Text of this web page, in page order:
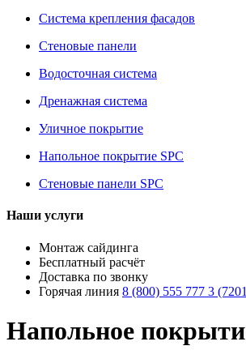
Система крепления фасадов
Стеновые панели
Водосточная система
Дренажная система
Уличное покрытие
Напольное покрытие SPC
Стеновые панели SPC
Наши услуги
Монтаж сайдинга
Бесплатный расчёт
Доставка по звонку
Горячая линия 8 (800) 555 777 3
Напольное